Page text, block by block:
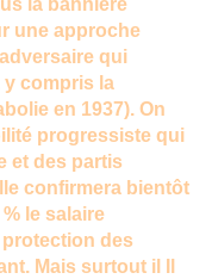
la bannière
une approche
qui
y compris la
en 1937). On
progressiste qui
et des partis
confirmera bientôt
le salaire
des
Mais surtout il Il